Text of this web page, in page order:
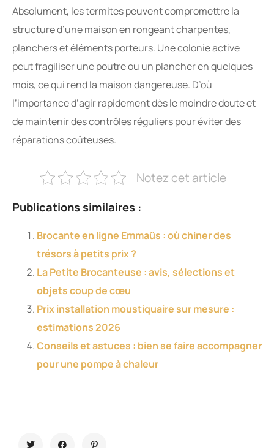
Absolument, les termites peuvent compromettre la
structure d’une maison en rongeant charpentes,
planchers et éléments porteurs. Une colonie active
peut fragiliser une poutre ou un plancher en quelques
mois, ce qui rend la maison dangereuse. D’où
l’importance d’agir rapidement dès le moindre doute et
de maintenir des contrôles réguliers pour éviter des
réparations coûteuses.
Notez cet article
Publications similaires :
Brocante en ligne Emmaüs : où chiner des
trésors à petits prix ?
La Petite Brocanteuse : avis, sélections et
objets coup de cœu
Prix installation moustiquaire sur mesure :
estimations 2026
Conseils et astuces : bien se faire accompagner
pour une pompe à chaleur